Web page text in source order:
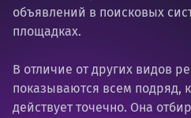
объявлений в поисковых
площадках.
В отличие от других видов
показываются всем подряд,
действует точечно. Она